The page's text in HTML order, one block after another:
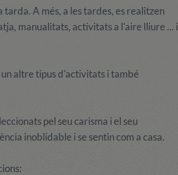
tarda. A més, a les tardes, es realitzen
manualitats, activitats a l'aire lliure ... i
altre tipus d'activitats i també
pel seu carisma i el seu
inoblidable i se sentin com a casa.